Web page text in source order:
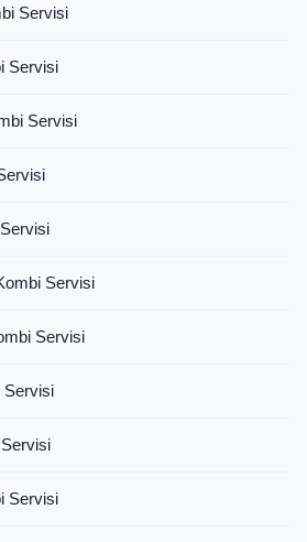
Servisi
Servisi
Servisi
Servisi
Servisi
Servisi
Servisi